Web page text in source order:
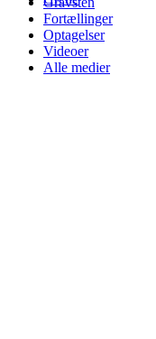
Fortællinger
Optagelser
Videoer
Alle medier